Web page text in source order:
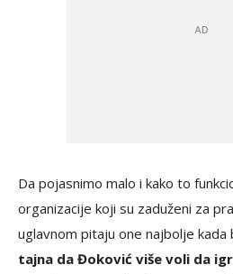
Da pojasnimo malo i kako to
organizacije koji su zaduženi za
uglavnom pitaju one najbolje kada
tajna da Đoković više voli da